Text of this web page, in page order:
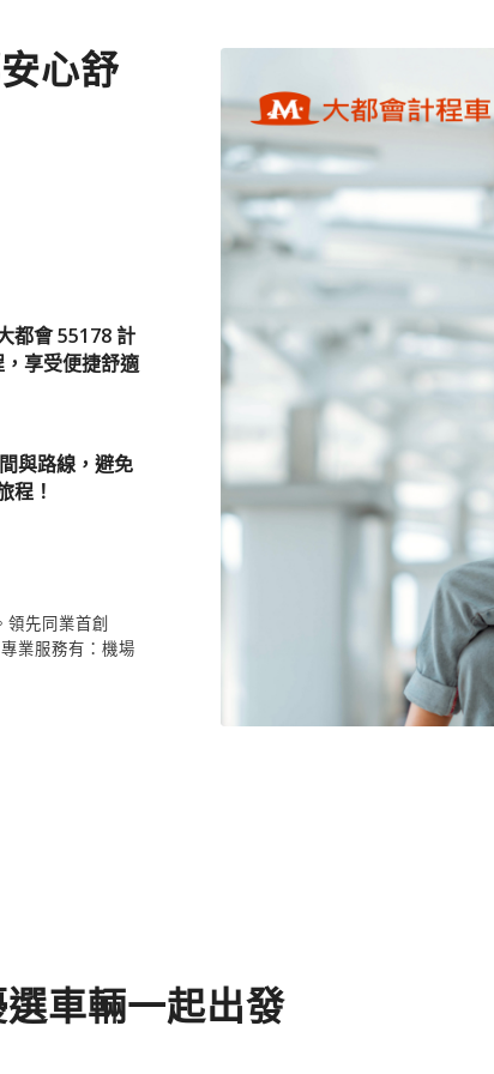
心舒
都會 55178 計
享受便捷舒適
與路線，避免
程！
先同業首創
業服務有：機場
車輛一起出發